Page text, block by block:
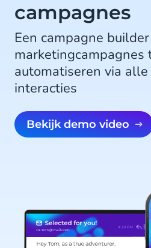
campagnes
Een campagne
marketingcampagnes
automatiseren via
interacties
Bekijk demo video